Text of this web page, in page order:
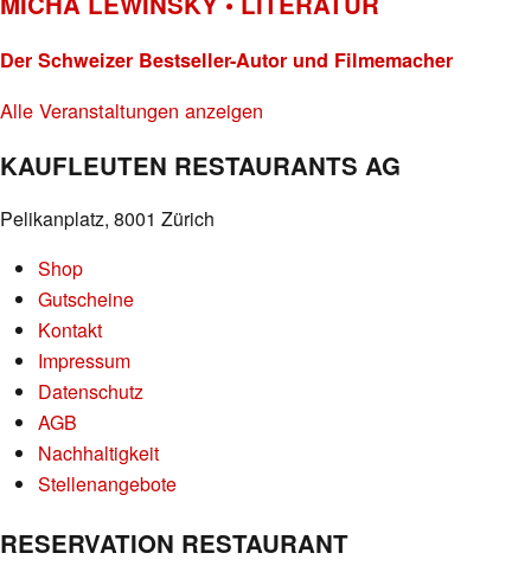
Der Schweizer Bestseller-Autor und Filmemacher
Alle Veranstaltungen anzeigen
KAUFLEUTEN RESTAURANTS AG
Pelikanplatz, 8001 Zürich
Shop
Gutscheine
Kontakt
Impressum
Datenschutz
AGB
Nachhaltigkeit
Stellenangebote
RESERVATION RESTAURANT